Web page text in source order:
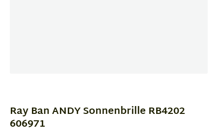
1
Ray Ban ANDY Sonnenbrille RB4202
606971